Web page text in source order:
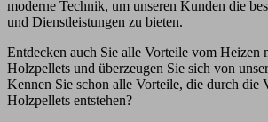
moderne Technik, um unseren Kunden die
und Dienstleistungen zu bieten.
Entdecken auch Sie alle Vorteile vom Heizen
Holzpellets und überzeugen Sie sich von
Kennen Sie schon alle Vorteile, die durch die
Holzpellets entstehen?